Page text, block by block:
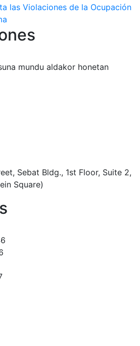
las Violaciones de la Ocupación
mundu aldakor honetan
Sebat Bldg., 1st Floor, Suite 2,
Square)